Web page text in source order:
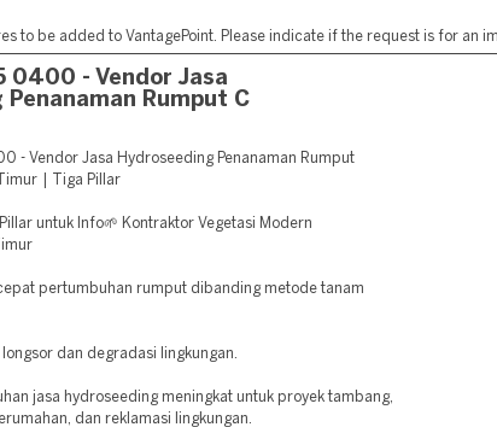
to be added to VantagePoint. Please indicate if the request is for an
0400 - Vendor Jasa
Penanaman Rumput C
- Vendor Jasa Hydroseeding Penanaman Rumput
| Tiga Pillar
untuk Info🌱 Kontraktor Vegetasi Modern
pertumbuhan rumput dibanding metode tanam
dan degradasi lingkungan.
jasa hydroseeding meningkat untuk proyek tambang,
dan reklamasi lingkungan.